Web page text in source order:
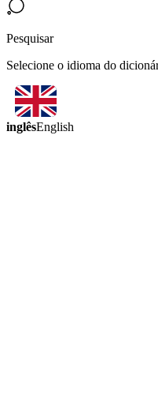
Pesquisar
Selecione o idioma do
inglêsEnglish